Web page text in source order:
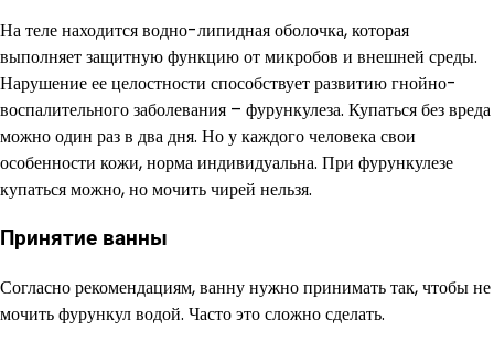
На теле находится водно-липидная оболочка, которая
выполняет защитную функцию от микробов и внешней среды.
Нарушение ее целостности способствует развитию гнойно-
воспалительного заболевания – фурункулеза. Купаться без вреда
можно один раз в два дня. Но у каждого человека свои
особенности кожи, норма индивидуальна. При фурункулезе
купаться можно, но мочить чирей нельзя.
Принятие ванны
Согласно рекомендациям, ванну нужно принимать так, чтобы не
мочить фурункул водой. Часто это сложно сделать.